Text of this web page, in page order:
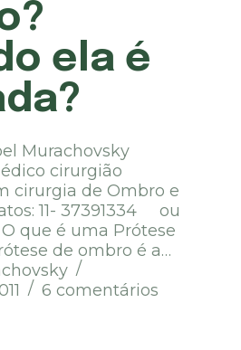
ela é
Murachovsky
cirurgião
cirurgia de Ombro e
11- 37391334 ou
O que é uma Prótese
de ombro é a…
6 comentários